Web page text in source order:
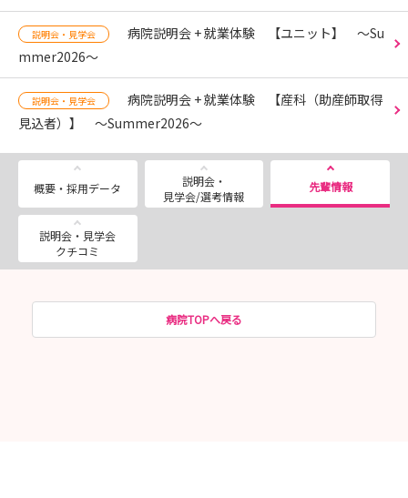
説明会・見学会
病院説明会 + 就業体験 【ユニット】 〜Su
mmer2026〜
説明会・見学会
病院説明会 + 就業体験 【産科（助産師取得
見込者）】 〜Summer2026〜
概要・採用データ
説明会・
見学会/選考情報
先輩情報
説明会・見学会
クチコミ
病院TOPへ戻る